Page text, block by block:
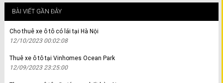
BÀI VIẾT GẦN ĐÂY
Cho thuê xe ô tô có lái tại Hà Nội
12/10/2023 00:02:08
Thuê xe ô tô tại Vinhomes Ocean Park
12/09/2023 23:25:00